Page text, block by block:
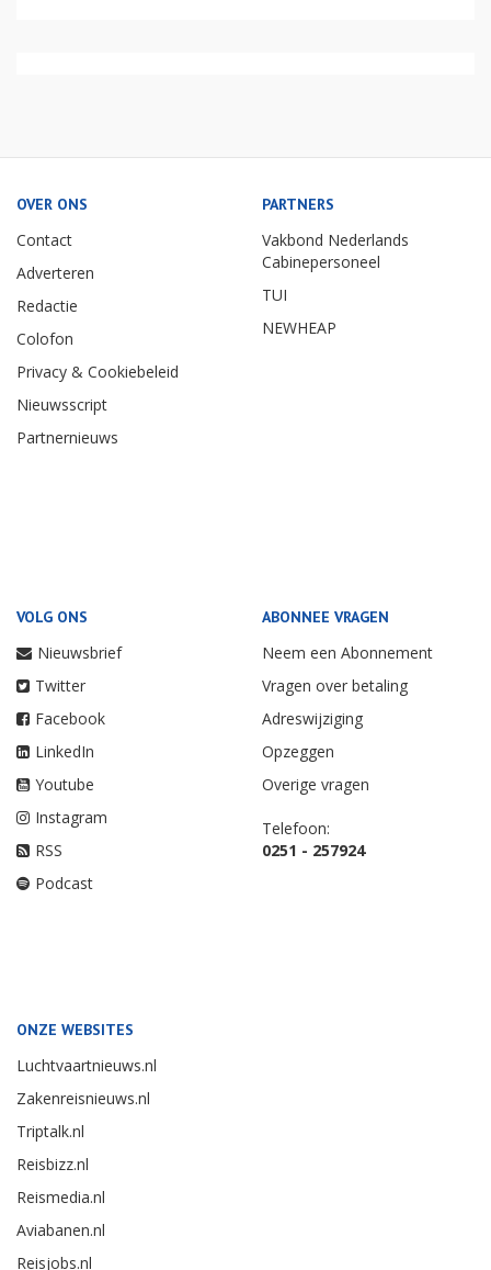
OVER ONS
Contact
Adverteren
Redactie
Colofon
Privacy & Cookiebeleid
Nieuwsscript
Partnernieuws
PARTNERS
Vakbond Nederlands
Cabinepersoneel
TUI
NEWHEAP
VOLG ONS
Nieuwsbrief
Twitter
Facebook
LinkedIn
Youtube
Instagram
RSS
Podcast
ABONNEE VRAGEN
Neem een Abonnement
Vragen over betaling
Adreswijziging
Opzeggen
Overige vragen
Telefoon:
0251 - 257924
ONZE WEBSITES
Luchtvaartnieuws.nl
Zakenreisnieuws.nl
Triptalk.nl
Reisbizz.nl
Reismedia.nl
Aviabanen.nl
Reisjobs.nl